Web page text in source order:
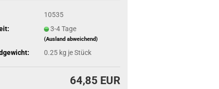
10535
3-4 Tage
(Ausland abweichend)
0.25kg je Stück
64,85 EUR